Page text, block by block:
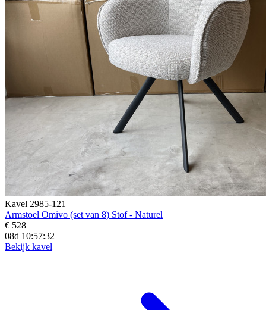
Kavel 2985-121
Armstoel Omivo (set van 8) Stof - Naturel
€ 528
08d 10:57:30
Bekijk kavel